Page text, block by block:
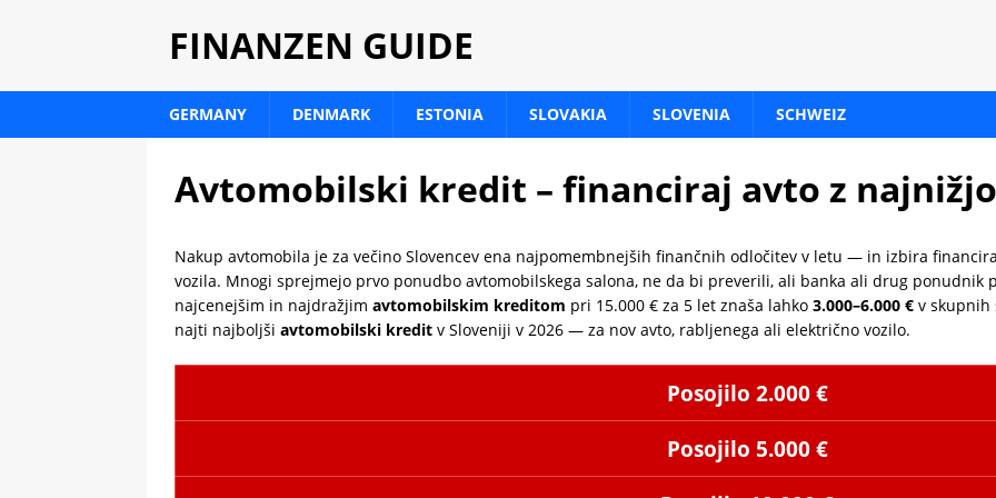
FINANZEN GUIDE
GERMANY DENMARK ESTONIA SLOVAKIA SLOVENIA SCHWEIZ
Avtomobilski kredit – financiraj avto z
Nakup avtomobila je za večino Slovencev ena najpomembnejših finančnih odločitev v letu — in izbira
vozila. Mnogi sprejmejo prvo ponudbo avtomobilskega salona, ne da bi preverili, ali banka ali drug ponudnik
najcenejšim in najdražjim avtomobilskim kreditom pri 15.000 € za 5 let znaša lahko 3.000–6.000 € v skupnih
najti najboljši avtomobilski kredit v Sloveniji v 2026 — za nov avto, rabljenega ali električno vozilo.
Posojilo 2.000 €
Posojilo 5.000 €